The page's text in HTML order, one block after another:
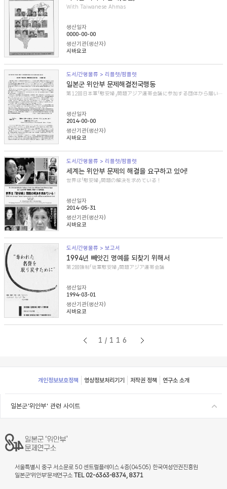
With Taiwanese Ahmas
생산일자
0000-00-00
생산기관(생산자)
시바요코
도서/간행물류 > 리플렛/팜플렛
일본군 위안부 문제해결전국행동
第12回日本軍「慰安婦」問題アジア連帯会議に参加する団体から届いた紹介文
생산일자
2014-00-00
생산기관(생산자)
시바요코
도서/간행물류 > 리플렛/팜플렛
세계는 위안부 문제의 해결을 요구하고 있어!
世界は「慰安婦」問題の解決を求めている！
생산일자
2014-05-31
생산기관(생산자)
시바요코
도서/간행물류 > 보고서
1994년 빼앗긴 명예를 되찾기 위해서
第2回強制「従軍慰安婦」問題アジア連帯会議
생산일자
1994-03-01
생산기관(생산자)
시바요코
1/116
Footer
개인정보보호정책 영상정보처리기기 저작권 정책 연구소 소개
일본군'위안부' 관련 사이트
서울특별시 중구 서소문로 50 센트럴플레이스 4층(04505) 한국여성인권진흥원
일본군‘위안부’문제연구소 TEL 02-6363-8374, 8371